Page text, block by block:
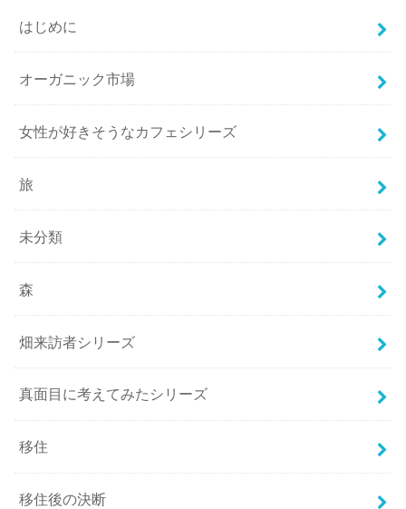
はじめに
オーガニック市場
女性が好きそうなカフェシリーズ
旅
未分類
森
畑来訪者シリーズ
真面目に考えてみたシリーズ
移住
移住後の決断